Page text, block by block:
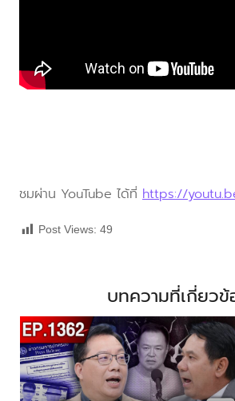
ชมผ่าน YouTube ได้ที่ https://
Post Views: 49
บทความที่เกี่ยวข้